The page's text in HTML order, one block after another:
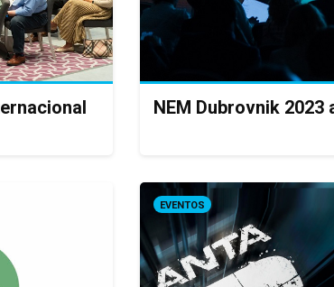
NEM Dubrovnik 2023
EVENTOS